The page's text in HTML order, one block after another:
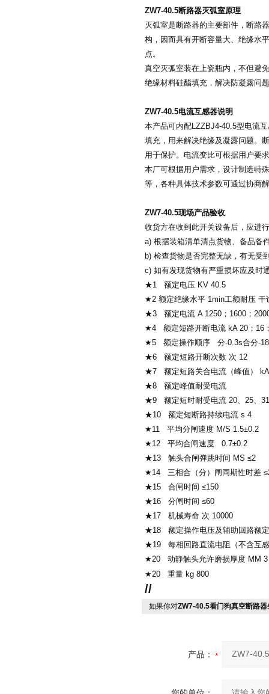
ZW7-40.5断路器灭弧室原理
灭弧室是断路器的主要部件，断路
构，因而具有开断容量大、绝缘水
点。
真空灭弧室装在上瓷瓶内，不但避
绝缘材料硅酯填充，解决防凝露问
ZW7-40.5电流互感器说明
本产品可内配LZZBJ4-40.5型电流
填充，用来解决绝缘及凝露问题。
用于保护。电流变比可根据用户要
本厂可根据用户需求，设计制造特
等，各种具体技术参数可通过协商
ZW7-40.5现场产品验收
收货方在收到此开关设备后，应进
a) 根据装箱清单清点货物、备品备
b) 检查货物是否完整无缺，有无受
c) 如有发现货物有严重损坏应及时
★1 额定电压 KV 40.5
★2 额定绝缘水平 1min工额耐压
★3 额定电流 A 1250；1600；
★4 额定短路开断电流 kA 20；16
★5 额定操作顺序 分-0.3s合分-
★6 额定短路开断次数 次 12
★7 额定短路关合电流（峰值）
★8 额定峰值耐受电流
★9 额定短时耐受电流 20、25、
★10 额定短断路持续电流 s 4
★11 平均分闸速度 M/S 1.5±0.2
★12 平均合闸速度 0.7±0.2
★13 触头合闸弹跳时间 MS ≤2
★14 三相合（分）闸同期性时差
★15 合闸时间 ≤150
★16 分闸时间 ≤60
★17 机械寿命 次 10000
★18 额定操作电压及辅助回路额
★19 每相回路直流电阻（不含互
★20 动静触头允许磨损厚度 MM
★20 重量 kg 800
//
如果你对ZW7-40.5看门狗真空断路器
产品：